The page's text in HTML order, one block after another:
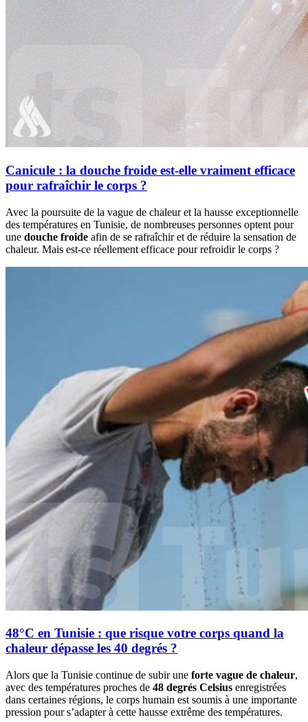
Canicule : la douche froide est-elle vraiment efficace
pour rafraîchir le corps ?
Avec la poursuite de la vague de chaleur et la hausse exceptionnelle
des températures en Tunisie, de nombreuses personnes optent pour
une douche froide afin de se rafraîchir et de réduire la sensation de
chaleur. Mais est-ce réellement efficace pour refroidir le corps ?
48°C en Tunisie : que risque votre corps quand la
chaleur dépasse les 40 degrés ?
Alors que la Tunisie continue de subir une forte vague de chaleur,
avec des températures proches de 48 degrés Celsius enregistrées
dans certaines régions, le corps humain est soumis à une importante
pression pour s’adapter à cette hausse extrême des températures.